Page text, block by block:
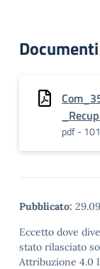
Documenti
pdf -
Pubblicato:
Eccetto dove
stato rilasciato
Attribuzione 4.0